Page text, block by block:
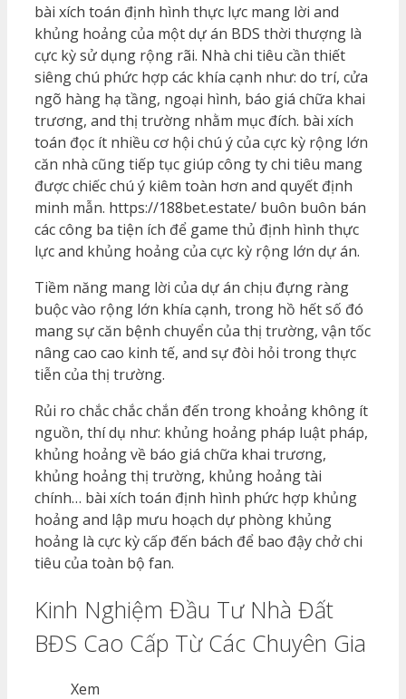
bài xích toán định hình thực lực mang lời and
khủng hoảng của một dự án BDS thời thượng là
cực kỳ sử dụng rộng rãi. Nhà chi tiêu cần thiết
siêng chú phức hợp các khía cạnh như: do trí, cửa
ngõ hàng hạ tầng, ngoại hình, báo giá chữa khai
trương, and thị trường nhằm mục đích. bài xích
toán đọc ít nhiều cơ hội chú ý của cực kỳ rộng lớn
căn nhà cũng tiếp tục giúp công ty chi tiêu mang
được chiếc chú ý kiêm toàn hơn and quyết định
minh mẫn. https://188bet.estate/ buôn buôn bán
các công ba tiện ích để game thủ định hình thực
lực and khủng hoảng của cực kỳ rộng lớn dự án.
Tiềm năng mang lời của dự án chịu đựng ràng
buộc vào rộng lớn khía cạnh, trong hồ hết số đó
mang sự căn bệnh chuyển của thị trường, vận tốc
nâng cao cao kinh tế, and sự đòi hỏi trong thực
tiễn của thị trường.
Rủi ro chắc chắc chắn đến trong khoảng không ít
nguồn, thí dụ như: khủng hoảng pháp luật pháp,
khủng hoảng về báo giá chữa khai trương,
khủng hoảng thị trường, khủng hoảng tài
chính… bài xích toán định hình phức hợp khủng
hoảng and lập mưu hoạch dự phòng khủng
hoảng là cực kỳ cấp đến bách để bao đậy chở chi
tiêu của toàn bộ fan.
Kinh Nghiệm Đầu Tư Nhà Đất
BĐS Cao Cấp Từ Các Chuyên Gia
Xem